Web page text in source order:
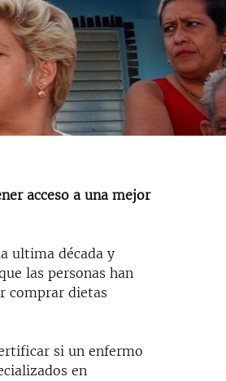
acceso a una mejor
ultima década y
las personas han
comprar dietas
si un enfermo
en